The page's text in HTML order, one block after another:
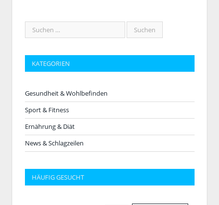
KATEGORIEN
Gesundheit & Wohlbefinden
Sport & Fitness
Ernährung & Diät
News & Schlagzeilen
HÄUFIG GESUCHT